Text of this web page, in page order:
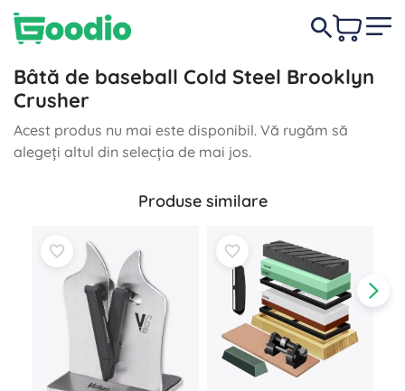
Bâtă de baseball Cold Steel Brooklyn
Crusher
Acest produs nu mai este disponibil. Vă rugăm să
alegeți altul din selecția de mai jos.
Produse similare